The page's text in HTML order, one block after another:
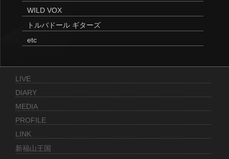
WILD VOX
トルバドール ギターズ
etc
LIVE
DIARY
MEDIA
PROFILE
LINK
新福山王国